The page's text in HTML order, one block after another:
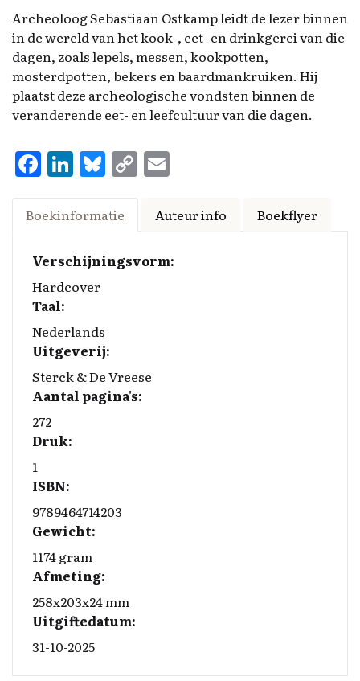
Archeoloog Sebastiaan Ostkamp leidt de lezer binnen
in de wereld van het kook-, eet- en drinkgerei van die
dagen, zoals lepels, messen, kookpotten,
mosterdpotten, bekers en baardmankruiken. Hij
plaatst deze archeologische vondsten binnen de
veranderende eet- en leefcultuur van die dagen.
F
a
ce
o
o
k
Li
n
k
d
I
n
Bl
u
es
y
C
o
y
Li
ai
Boekinformatie Auteur info Boekflyer
Verschijningsvorm:
Hardcover
Taal:
Nederlands
Uitgeverij:
Sterck & De Vreese
Aantal pagina's:
272
Druk:
1
ISBN:
9789464714203
Gewicht:
1174 gram
Afmeting:
258x203x24 mm
Uitgiftedatum:
31-10-2025